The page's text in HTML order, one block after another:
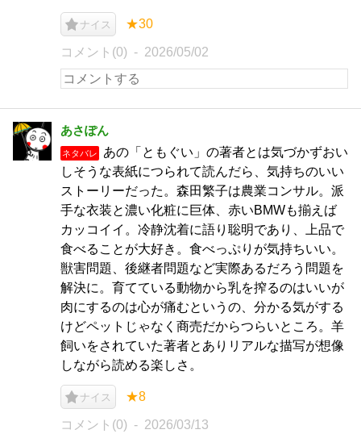
ナイス ★30
コメント(0) 2026/05/02
あさぽん
ネタバレ
あの「ともぐい」の著者とは気づかずおい
しそうな表紙につられて読んだら、気持ちのいい
ストーリーだった。森田繁子は農業コンサル。派
手な衣装と濃い化粧に巨体、赤いBMWも揃えば
カッコイイ。冷静沈着に語り聡明であり、上品で
食べることが大好き。食べっぷりが気持ちいい。
獣害問題、後継者問題など実際あるだろう問題を
解決に。育てている動物から乳を搾るのはいいが
肉にするのは心が痛むというの、分かる気がする
けどペットじゃなく商売だからつらいところ。羊
飼いをされていた著者とありリアルな描写が想像
しながら読める楽しさ。
ナイス ★8
コメント(0) 2026/03/13